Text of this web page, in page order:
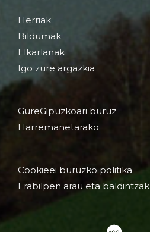
Herriak
Bildumak
Elkarlanak
Igo zure argazkia
GureGipuzkoari buruz
Harremanetarako
Cookieei buruzko politika
Erabilpen arau eta baldintzak